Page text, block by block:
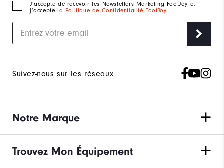
J‘accepte de recevoir les Newsletters Marketing FootJoy et
j’accepte la Politique de Confidentialité FootJoy.
Suivez-nous sur les réseaux
Notre Marque
Trouvez Mon Équipement